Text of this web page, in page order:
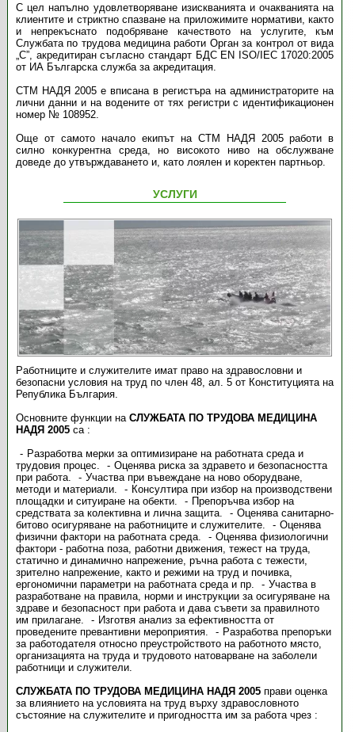
С цел напълно удовлетворяване изискванията и очакванията на
клиентите и стриктно спазване на приложимите нормативи, както
и непрекъснато подобряване качеството на услугите, към
Службата по трудова медицина работи Орган за контрол от вида
„C”, акредитиран съгласно стандарт БДС EN ISO/IEC 17020:2005
от ИА Българска служба за акредитация.
СТМ НАДЯ 2005 е вписана в регистъра на администраторите на
лични данни и на водените от тях регистри с идентификационен
номер № 108952.
Още от самото начало екипът на СТМ НАДЯ 2005 работи в
силно конкурентна среда, но високото ниво на обслужване
доведе до утвърждаването и, като лоялен и коректен партньор.
УСЛУГИ
Работниците и служителите имат право на здравословни и
безопасни условия на труд по член 48, ал. 5 от Конституцията на
Република България.
Основните функции на СЛУЖБАТА ПО ТРУДОВА МЕДИЦИНА
НАДЯ 2005са :
Разработва мерки за оптимизиране на работната среда и
трудовия процес.
Оценява риска за здравето и безопасността
при работа.
Участва при въвеждане на ново оборудване,
методи и материали.
Консултира при избор на производствени
площадки и ситуиране на обекти.
Препоръчва избор на
средствата за колективна и лична защита.
Оценява санитарно-
битово осигуряване на работниците и служителите.
Оценява
физични фактори на работната среда.
Оценява физиологични
фактори - работна поза, работни движения, тежест на труда,
статично и динамично напрежение, ръчна работа с тежести,
зрително напрежение, както и режими на труд и почивка,
ергономични параметри на работната среда и пр.
Участва в
разработване на правила, норми и инструкции за осигуряване на
здраве и безопасност при работа и дава съвети за правилното
им прилагане.
Изготвя анализ за ефективността от
проведените превантивни мероприятия.
Разработва препоръки
за работодателя относно преустройството на работното място,
организацията на труда и трудовото натоварване на заболели
работници и служители.
СЛУЖБАТА ПО ТРУДОВА МЕДИЦИНА НАДЯ 2005прави оценка
за влиянието на условията на труд върху здравословното
състояние на служителите и пригодността им за работа чрез :